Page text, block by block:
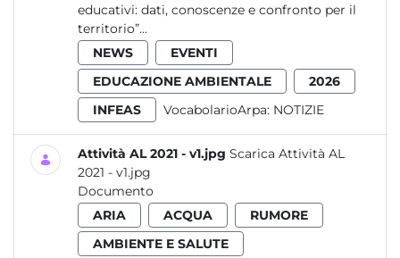
educativi: dati, conoscenze e confronto per il
territorio”...
NEWS
EVENTI
EDUCAZIONE AMBIENTALE
2026
INFEAS
VocabolarioArpa: NOTIZIE
Attività AL 2021 - v1.jpg Scarica Attività AL
2021 - v1.jpg
Documento
ARIA
ACQUA
RUMORE
AMBIENTE E SALUTE